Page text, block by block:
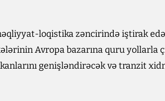
loqistika zəncirində iştirak
Avropa bazarına quru yollarla
genişləndirəcək və tranzit